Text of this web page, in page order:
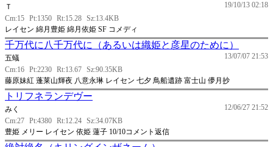
19/10/13 02:18
Ｔ
Cm:15 Pt:1350 Rt:15.28 Sz:13.4KB
レイセン 綿月豊姫 綿月依姫 SF コメディ
千万代に八千万代に（あるいは織姫と彦星のために）
13/07/07 21:53
五蟻
Cm:16 Pt:2230 Rt:13.67 Sz:90.35KB
藤原妹紅 蓬莱山輝夜 八意永琳 レイセン 七夕 鳥船遺跡 富士山 儚月抄
トリフネランデヴー
12/06/27 21:52
みく
Cm:27 Pt:4380 Rt:12.24 Sz:34.07KB
豊姫 メリー レイセン 依姫 蓮子 10/10コメント返信